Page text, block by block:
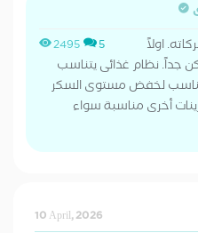
2495 5
اولاً
جداً. نظام غذائى يتناسب
لخفض مستوى السكر
أخرى مناسبة سواء
10 April, 2026